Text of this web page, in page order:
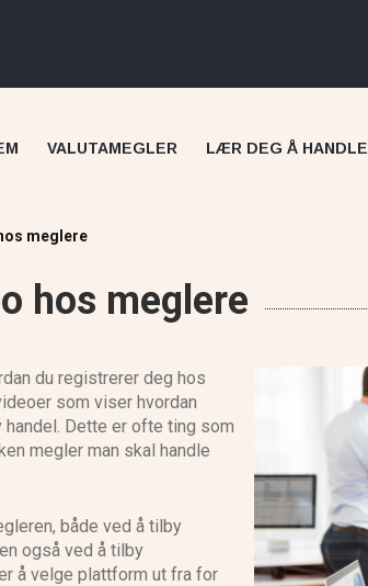
VALUTAMEGLER LÆR DEG Å HANDLE
meglere
hos meglere
du registrerer deg hos
som viser hvordan
Dette er ofte ting som
megler man skal handle
både ved å tilby
også ved å tilby
å velge plattform ut fra for